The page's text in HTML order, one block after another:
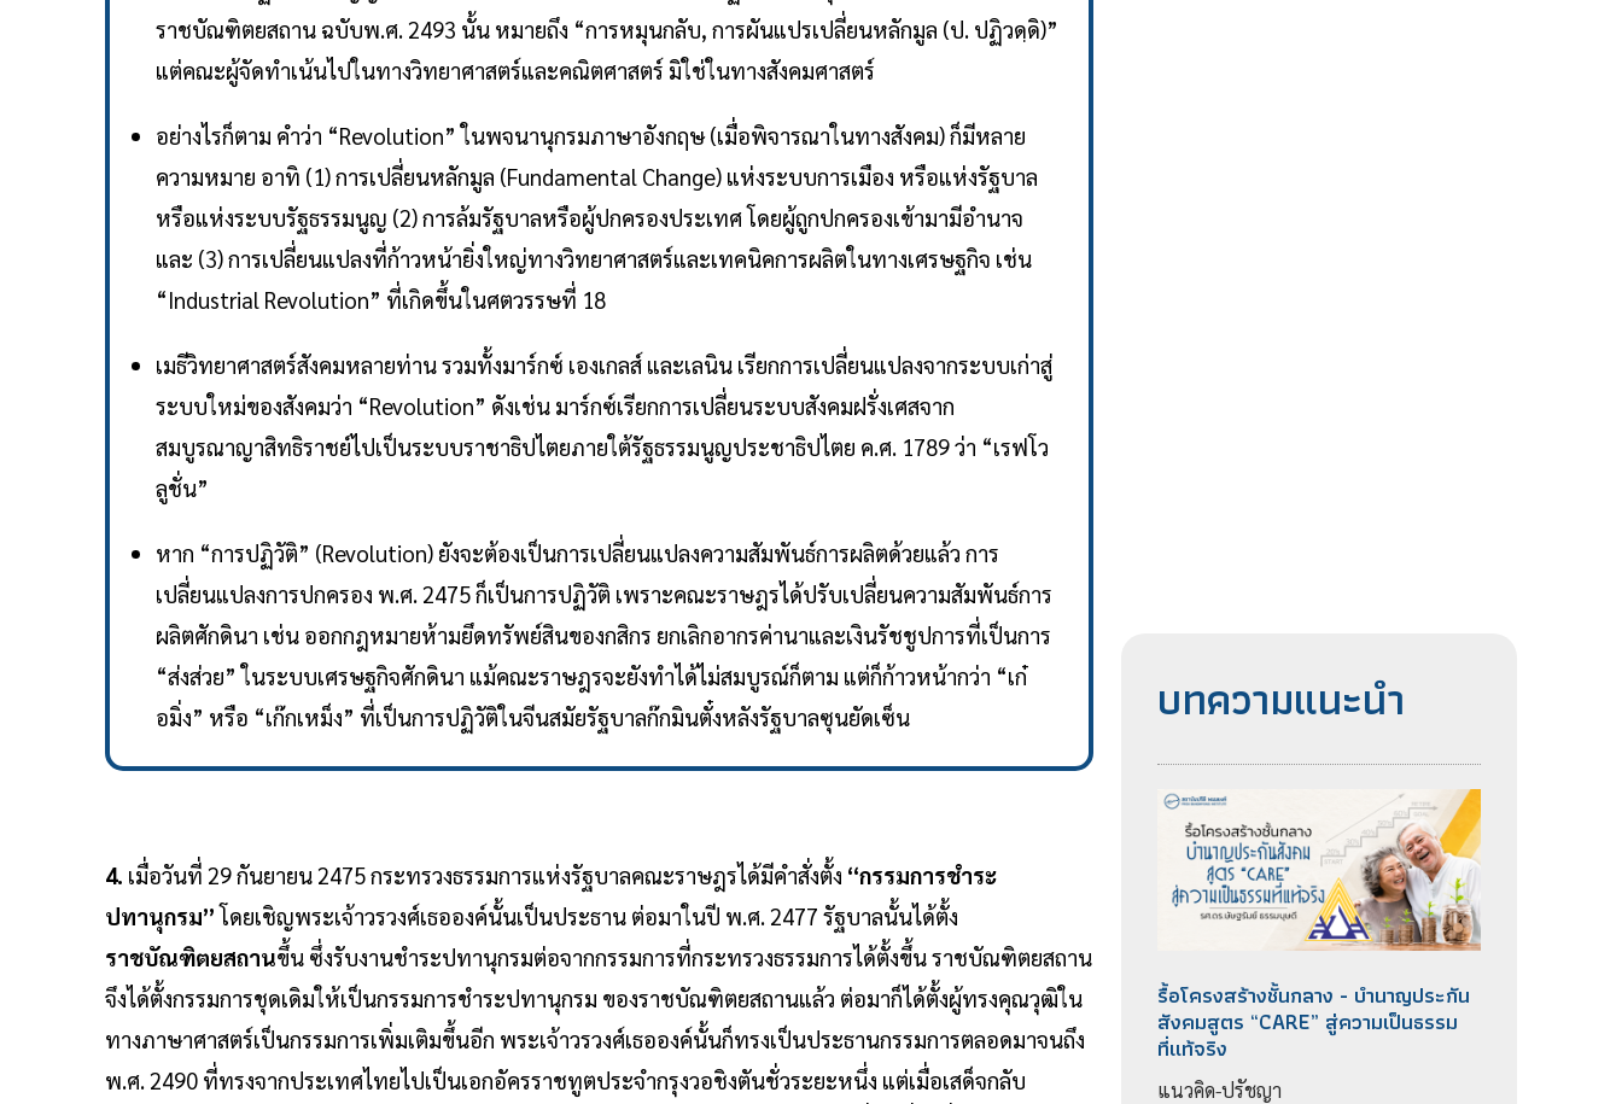
ราชบัณฑิตยสถาน ฉบับพ.ศ. 2493 นั้น หมายถึง “การหมุนกลับ, การผันแปรเปลี่ยนหลักมูล (ป. ปฏิวดฺดิ)”
แต่คณะผู้จัดทำเน้นไปในทางวิทยาศาสตร์และคณิตศาสตร์ มิใช่ในทางสังคมศาสตร์
อย่างไรก็ตาม คำว่า “Revolution” ในพจนานุกรมภาษาอังกฤษ (เมื่อพิจารณาในทางสังคม) ก็มีหลาย
ความหมาย อาทิ (1) การเปลี่ยนหลักมูล (Fundamental Change) แห่งระบบการเมือง หรือแห่งรัฐบาล
หรือแห่งระบบรัฐธรรมนูญ (2) การล้มรัฐบาลหรือผู้ปกครองประเทศ โดยผู้ถูกปกครองเข้ามามีอำนาจ
และ (3) การเปลี่ยนแปลงที่ก้าวหน้ายิ่งใหญ่ทางวิทยาศาสตร์และเทคนิคการผลิตในทางเศรษฐกิจ เช่น
“Industrial Revolution” ที่เกิดขึ้นในศตวรรษที่ 18
เมธีวิทยาศาสตร์สังคมหลายท่าน รวมทั้งมาร์กซ์ เองเกลส์ และเลนิน เรียกการเปลี่ยนแปลงจากระบบเก่าสู่
ระบบใหม่ของสังคมว่า “Revolution” ดังเช่น มาร์กซ์เรียกการเปลี่ยนระบบสังคมฝรั่งเศสจาก
สมบูรณาญาสิทธิราชย์ไปเป็นระบบราชาธิปไตยภายใต้รัฐธรรมนูญประชาธิปไตย ค.ศ. 1789 ว่า “เรฟโว
ลูชั่น”
หาก “การปฏิวัติ” (Revolution) ยังจะต้องเป็นการเปลี่ยนแปลงความสัมพันธ์การผลิตด้วยแล้ว การ
เปลี่ยนแปลงการปกครอง พ.ศ. 2475 ก็เป็นการปฏิวัติ เพราะคณะราษฎรได้ปรับเปลี่ยนความสัมพันธ์การ
ผลิตศักดินา เช่น ออกกฎหมายห้ามยึดทรัพย์สินของกสิกร ยกเลิกอากรค่านาและเงินรัชชูปการที่เป็นการ
“ส่งส่วย” ในระบบเศรษฐกิจศักดินา แม้คณะราษฎรจะยังทำได้ไม่สมบูรณ์ก็ตาม แต่ก็ก้าวหน้ากว่า “เก๋
อมิ่ง” หรือ “เก๊กเหม็ง” ที่เป็นการปฏิวัติในจีนสมัยรัฐบาลก๊กมินตั๋งหลังรัฐบาลซุนยัดเซ็น
4. เมื่อวันที่ 29 กันยายน 2475 กระทรวงธรรมการแห่งรัฐบาลคณะราษฎรได้มีคำสั่งตั้ง “กรรมการชำระ
ปทานุกรม”โดยเชิญพระเจ้าวรวงศ์เธอองค์นั้นเป็นประธาน ต่อมาในปี พ.ศ. 2477 รัฐบาลนั้นได้ตั้ง
ราชบัณฑิตยสถานขึ้น ซึ่งรับงานชำระปทานุกรมต่อจากกรรมการที่กระทรวงธรรมการได้ตั้งขึ้น ราชบัณฑิตยสถาน
จึงได้ตั้งกรรมการชุดเดิมให้เป็นกรรมการชำระปทานุกรม ของราชบัณฑิตยสถานแล้ว ต่อมาก็ได้ตั้งผู้ทรงคุณวุฒิใน
ทางภาษาศาสตร์เป็นกรรมการเพิ่มเติมขึ้นอีก พระเจ้าวรวงศ์เธอองค์นั้นก็ทรงเป็นประธานกรรมการตลอดมาจนถึง
พ.ศ. 2490 ที่ทรงจากประเทศไทยไปเป็นเอกอัครราชทูตประจำกรุงวอชิงตันชั่วระยะหนึ่ง แต่เมื่อเสด็จกลับ
บทความแนะนำ
รื้อโครงสร้างชั้นกลาง - บำนาญประกัน
สังคมสูตร “CARE” สู่ความเป็นธรรม
ที่แท้จริง
แนวคิด-ปรัชญา